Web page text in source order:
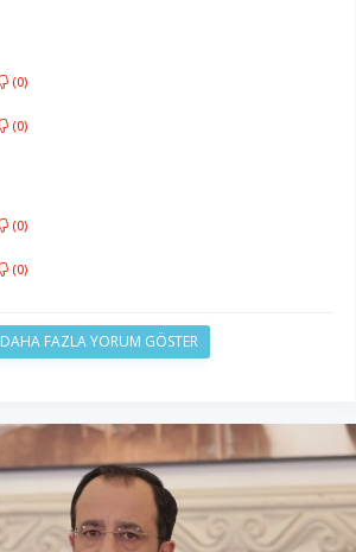
(0)
(0)
(0)
(0)
DAHA FAZLA YORUM GÖSTER